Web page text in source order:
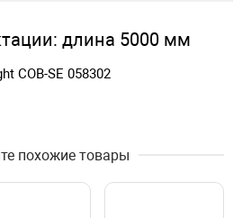
длина 5000 мм
COB-SE 058302
похожие товары